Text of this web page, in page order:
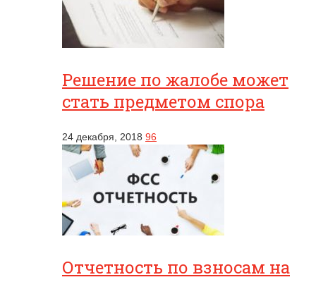
Решение по жалобе может
стать предметом спора
24 декабря, 2018 96
Отчетность по взносам на